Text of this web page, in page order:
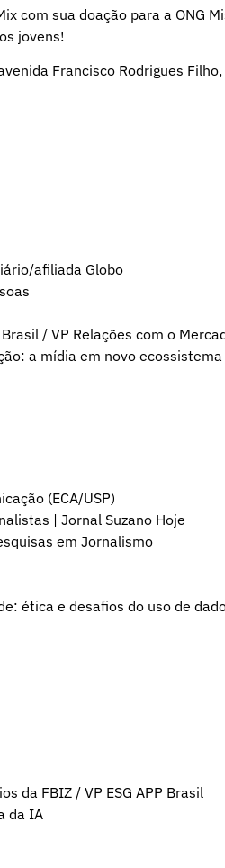
com sua doação para a ONG
jovens!
Francisco Rodrigues
afiliada Globo
/ VP Relações com o
a mídia em novo ecossistema
(ECA/USP)
| Jornal Suzano Hoje
em Jornalismo
ética e desafios do uso de
da FBIZ / VP ESG APP Brasil
da IA